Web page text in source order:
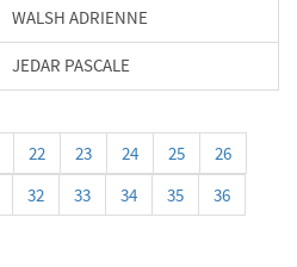
WALSH ADRIENNE
JEDAR PASCALE
22 23 24 25
26
32 33 34 35
36